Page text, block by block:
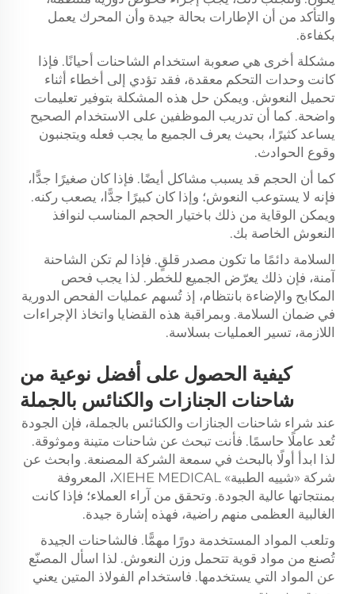
والتأكد من أن الإطارات بحالة جيدة وأن المحرك يعمل
بكفاءة.
مشكلة أخرى هي صعوبة استخدام الشاحنات أحيانًا. فإذا
كانت وحدات التحكم معقدة، فقد تؤدي إلى أخطاء أثناء
تحميل النعوش. ويمكن حل هذه المشكلة بتوفير تعليمات
واضحة. كما أن تدريب الموظفين على الاستخدام الصحيح
يساعد كثيرًا، بحيث يعرف الجميع ما يجب فعله ويتجنبون
وقوع الحوادث.
كما أن الحجم قد يسبب مشاكل أيضًا. فإذا كان صغيرًا جدًّا،
فإنه لا يستوعب النعوش؛ وإذا كان كبيرًا جدًّا، يصعب ركنه.
ويمكن الوقاية من ذلك باختيار الحجم المناسب لنوافذ
النعوش الخاصة بك.
السلامة دائمًا ما تكون مصدر قلقٍ. فإذا لم تكن الشاحنة
آمنة، فإن ذلك يعرّض الجميع للخطر. لذا يجب فحص
المكابح والإضاءة بانتظام، إذ تُسهم عمليات الفحص الدورية
في ضمان السلامة. وبمراقبة هذه القضايا واتخاذ الإجراءات
اللازمة، تسير العمليات بسلاسة.
كيفية الحصول على أفضل نوعية من
شاحنات الجنازات والكنائس بالجملة
عند شراء شاحنات الجنازات والكنائس بالجملة، فإن الجودة
تُعد عاملًا حاسمًا. فأنت تبحث عن شاحنات متينة وموثوقة.
لذا ابدأ أولًا بالبحث في سمعة الشركة المصنعة. وابحث عن
شركة «شييه الطبية» XIEHE MEDICAL، المعروفة
بمنتجاتها عالية الجودة. وتحقق من آراء العملاء؛ فإذا كانت
الغالبية العظمى منهم راضية، فهذه إشارة جيدة.
وتلعب المواد المستخدمة دورًا مهمًّا. فالشاحنات الجيدة
تُصنع من مواد قوية تتحمل وزن النعوش. لذا اسأل المصنّع
عن المواد التي يستخدمها. فاستخدام الفولاذ المتين يعني